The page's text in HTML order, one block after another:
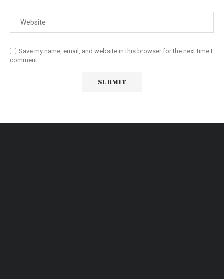
Save my name, email, and website in this browser for the next time I
comment.